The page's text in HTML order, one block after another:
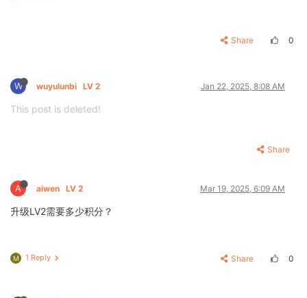
Share 0
W wuyulunbi LV 2 Jan 22, 2025, 8:08 AM
This post is deleted!
Share
A aiwen LV 2 Mar 19, 2025, 6:09 AM
升级LV2需要多少积分？
M 1 Reply Share 0